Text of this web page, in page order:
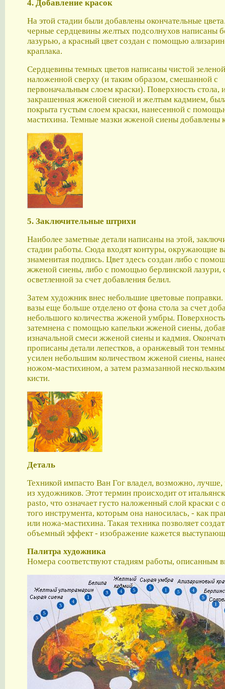
4. Добавление красок
На этой стадии были добавлены окончательные
черные сердцевины желтых подсолнухов написаны
лазурью, а красный цвет создан с помощью
краплака.
Сердцевины темных цветов написаны чистой
наложенной сверху (и таким образом, смешанной с
первоначальным слоем краски). Поверхность стола,
закрашенная жженой сиеной и желтым кадмием,
покрыта густым слоем краски, нанесенной с
мастихина. Темные мазки жженой сиены добавлены
5. Заключительные штрихи
Наиболее заметные детали написаны на этой,
стадии работы. Сюда входят контуры, окружающие
знаменитая подпись. Цвет здесь создан либо с
жженой сиены, либо с помощью берлинской лазури,
осветленной за счет добавления белил.
Затем художник внес небольшие цветовые
вазы еще больше отделено от фона стола за счет
небольшого количества жженой умбры. Поверхность
затемнена с помощью капельки жженой сиены,
изначальной смеси жженой сиены и кадмия.
прописаны детали лепестков, а оранжевый тон
усилен небольшим количеством жженой сиены,
ножом-мастихином, а затем размазанной
кисти.
Деталь
Техникой импасто Ван Гог владел, возможно,
из художников. Этот термин происходит от
pasto, что означает густо наложенный слой краски с
того инструмента, которым она наносилась, - как
или ножа-мастихина. Такая техника позволяет
объемный эффект - изображение кажется
Палитра художника
Номера соответствуют стадиям работы, описанным